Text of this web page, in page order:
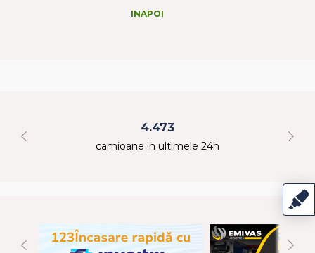
INAPOI
4.473
camioane in ultimele 24h